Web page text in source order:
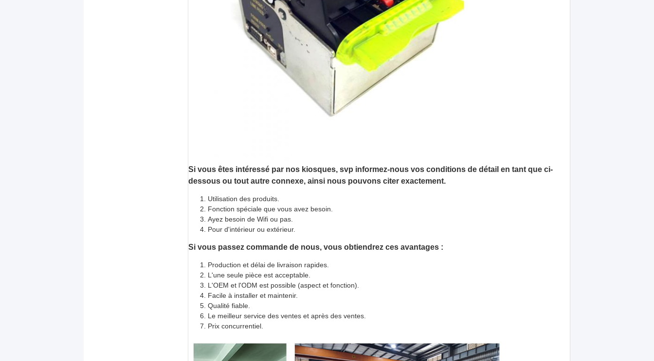
Si vous êtes intéressé par nos kiosques, svp informez-nous vos conditions de détail en tant que ci-
dessous ou tout autre connexe, ainsi nous pouvons citer exactement.
Utilisation des produits.
Fonction spéciale que vous avez besoin.
Ayez besoin de Wifi ou pas.
Pour d'intérieur ou extérieur.
Si vous passez commande de nous, vous obtiendrez ces avantages :
Production et délai de livraison rapides.
L'une seule pièce est acceptable.
L'OEM et l'ODM est possible (aspect et fonction).
Facile à installer et maintenir.
Qualité fiable.
Le meilleur service des ventes et après des ventes.
Prix concurrentiel.